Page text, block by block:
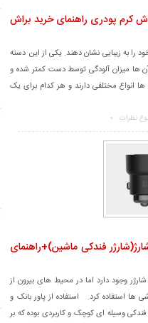
کرم پودری راهنمای خرید براش
را به زیبایی نشان دهند. یکی از این دسته
ها میزان آلودگی توسط دست کمتر شده و
مختلفی دارند و هر کدام برای یک
نظرات : 0
فندکی ماشین)+راهنمای
وجود دارد اما در محیط های بیرون از
ها استفاده کرد. استفاده از پاور بانک و
وسیله ای کوچک و کاربردی بوده که بر